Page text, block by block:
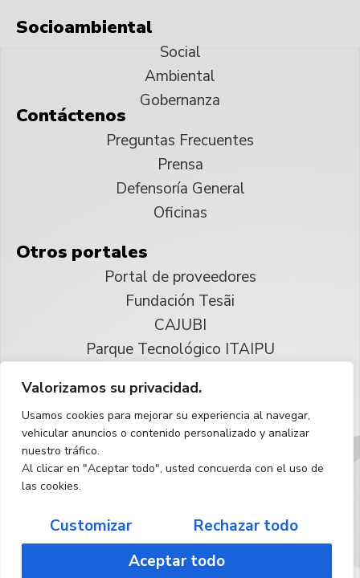
Valorizamos su privacidad.
Usamos cookies para mejorar su experiencia al navegar,
vehicular anuncios o contenido personalizado y analizar
nuestro tráfico.
Al clicar en "Aceptar todo", usted concuerda con el uso de
las cookies.
Customizar
Rechazar todo
Aceptar todo
Socioambiental
Social
Ambiental
Gobernanza
Contáctenos
Preguntas Frecuentes
Prensa
Defensoría General
Oficinas
Otros portales
Portal de proveedores
Fundación Tesãi
CAJUBI
Parque Tecnológico ITAIPU
Reservados todos los derechos
Español